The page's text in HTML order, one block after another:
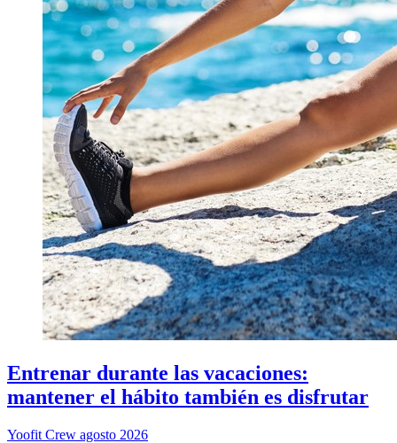
Entrenar durante las vacaciones:
mantener el hábito también es disfrutar
Yoofit Crew agosto 2026